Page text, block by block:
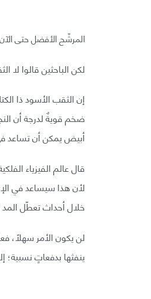
المرشّح الأفضل حتى
لكن الباحثين قالوا
إن الثقب الأسود ذا
ضخم قويةٌ لدرجة أن
أبيض يمكن أن تساعد
قال عالم الفيزياء
لأن هذا سيساعد في
خلال أحداث تعطّل المد
لن يكون الأمر سهلًا،
ينفثها بدفعاتٍ